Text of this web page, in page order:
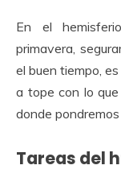
En el
primavera,
el buen tiempo,
a tope con lo
donde
Tareas del